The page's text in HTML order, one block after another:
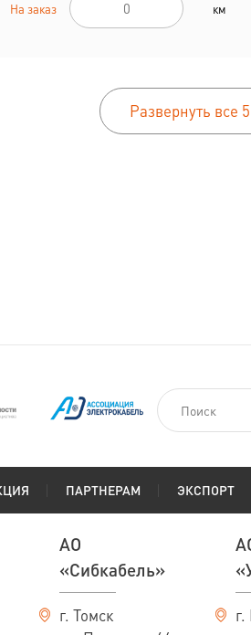
На заказ км
Развернуть все
ПАРТНЕРАМ ЭКСПОРТ
АО
«Сибкабель»
г. Томск